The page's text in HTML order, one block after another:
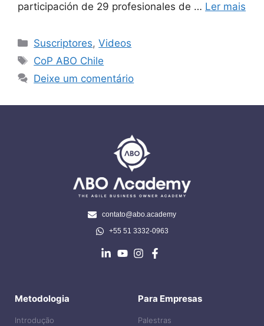
participación de 29 profesionales de … Ler mais
Suscriptores,Videos
CoP ABO Chile
Deixe um comentário
contato@abo.academy
+55 51 3332-0963
Metodologia
Introdução
Para Empresas
Palestras